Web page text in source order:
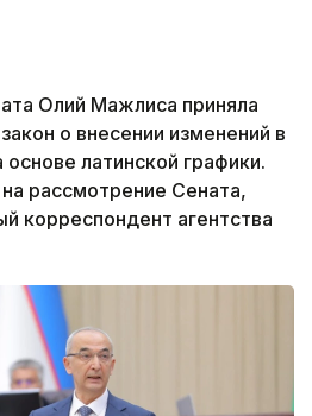
Олий Мажлиса приняла
о внесении изменений в
латинской графики.
рассмотрение Сената,
корреспондент агентства